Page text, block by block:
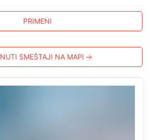
PRIMENI
SMEŠTAJI NA MAPI